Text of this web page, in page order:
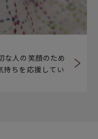
な人の笑顔のため
持ちを応援してい